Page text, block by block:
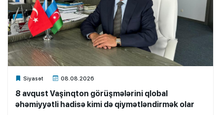
Siyasət 08.08.2026
Xalq.Online
8 avqust Vaşinqton görüşmələrini qlobal
əhəmiyyətli hadisə kimi də qiymətləndirmək olar